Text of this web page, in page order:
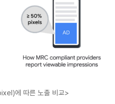
에 따른 노출 비교>